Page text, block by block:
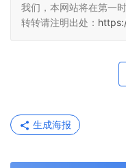
我们，本网站将在第一
转转请注明出处：
生成海报